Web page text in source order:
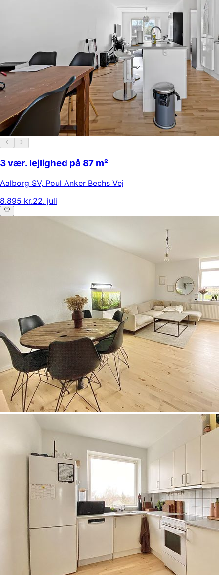
3 vær. lejlighed på 87 m²
Aalborg SV, Poul Anker Bechs Vej
8.895 kr.22. juli